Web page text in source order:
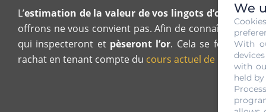
L’estimation de la valeur de vos lingots d’or est
offrons ne vous convient pas. Afin de connaître la
qui inspecteront et pèseront l’or. Cela se fera en
rachat en tenant compte du cours actuel de l’or sur le
We
With
with
held